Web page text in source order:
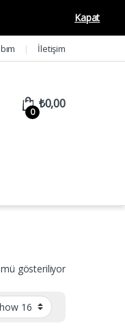
Kapat
İletişim
0
₺0,00
gösteriliyor